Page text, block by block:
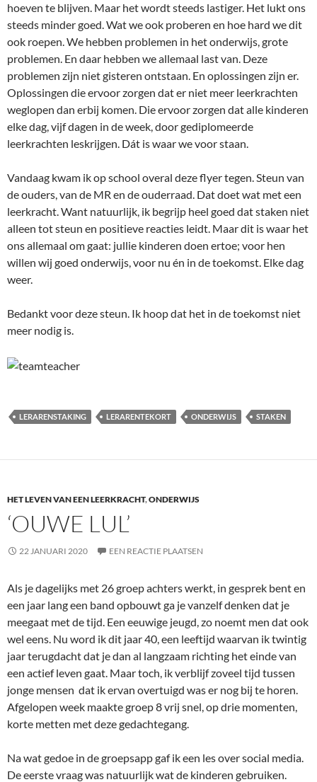
hoeven te blijven. Maar het wordt steeds lastiger. Het lukt ons
steeds minder goed. Wat we ook proberen en hoe hard we dit
ook roepen. We hebben problemen in het onderwijs, grote
problemen. En daar hebben we allemaal last van. Deze
problemen zijn niet gisteren ontstaan. En oplossingen zijn er.
Oplossingen die ervoor zorgen dat er niet meer leerkrachten
weglopen dan erbij komen. Die ervoor zorgen dat alle kinderen
elke dag, vijf dagen in de week, door gediplomeerde
leerkrachten leskrijgen. Dát is waar we voor staan.
Vandaag kwam ik op school overal deze flyer tegen. Steun van
de ouders, van de MR en de ouderraad. Dat doet wat met een
leerkracht. Want natuurlijk, ik begrijp heel goed dat staken niet
alleen tot steun en positieve reacties leidt. Maar dit is waar het
ons allemaal om gaat: jullie kinderen doen ertoe; voor hen
willen wij goed onderwijs, voor nu én in de toekomst. Elke dag
weer.
Bedankt voor deze steun. Ik hoop dat het in de toekomst niet
meer nodig is.
LERARENSTAKING LERARENTEKORT ONDERWIJS STAKEN
HET LEVEN VAN EEN LEERKRACHT,ONDERWIJS
‘OUWE LUL’
22 JANUARI 2020 EEN REACTIE PLAATSEN
Als je dagelijks met 26 groep achters werkt, in gesprek bent en
een jaar lang een band opbouwt ga je vanzelf denken dat je
meegaat met de tijd. Een eeuwige jeugd, zo noemt men dat ook
wel eens. Nu word ik dit jaar 40, een leeftijd waarvan ik twintig
jaar terugdacht dat je dan al langzaam richting het einde van
een actief leven gaat. Maar toch, ik verblijf zoveel tijd tussen
jonge mensen dat ik ervan overtuigd was er nog bij te horen.
Afgelopen week maakte groep 8 vrij snel, op drie momenten,
korte metten met deze gedachtegang.
Na wat gedoe in de groepsapp gaf ik een les over social media.
De eerste vraag was natuurlijk wat de kinderen gebruiken.